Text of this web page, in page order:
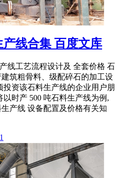
产线合集 百度文库
线工艺流程设计及 全套价格 石
筑粗骨料、级配碎石的加工设
投资该石料生产线的企业用户朋
时产 500 吨石料生产线为例,
产线 设备配置及价格有关知